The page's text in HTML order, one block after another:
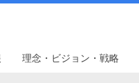
理念・ビジョン・戦略